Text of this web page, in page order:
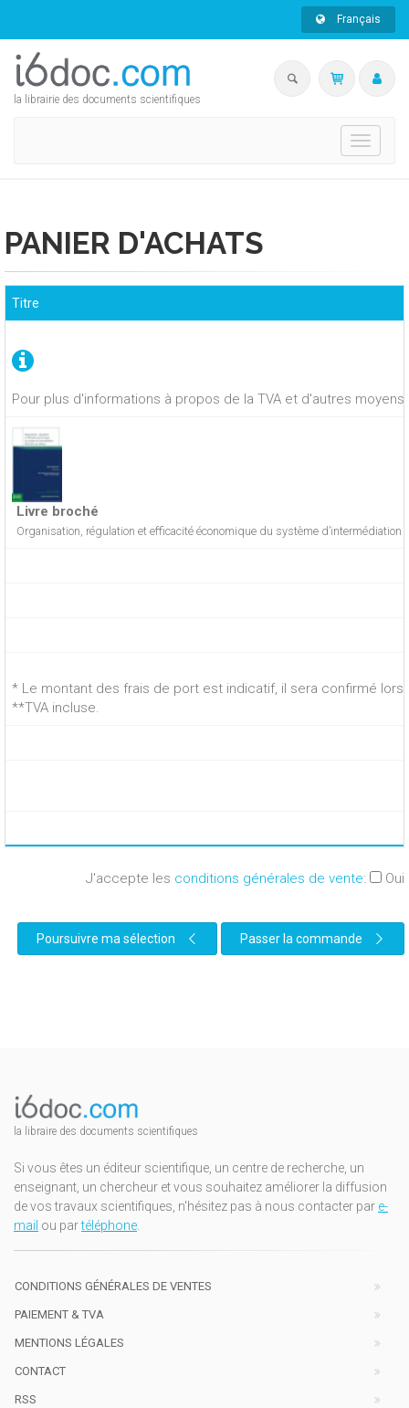
Français
la librairie des documents scientifiques
Toggle
PANIER D'ACHATS
Pour plus d'informations à propos de la TVA et d'autres
Titre
Livre broché
Organisation, régulation et efficacité économique du système d’intermédiation
* Le montant des frais de port est indicatif, il sera confirmé
**TVA incluse.
J'accepte les conditions générales de vente: Oui
Poursuivre ma sélection Passer la commande
la libraire des documents scientifiques
Si vous êtes un éditeur scientifique, un centre de recherche, un
enseignant, un chercheur et vous souhaitez améliorer la diffusion
de vos travaux scientifiques, n'hésitez pas à nous contacter par e-
mail ou partéléphone.
CONDITIONS GÉNÉRALES DE VENTES
PAIEMENT & TVA
MENTIONS LÉGALES
CONTACT
RSS